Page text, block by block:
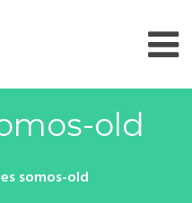
old
somos-old